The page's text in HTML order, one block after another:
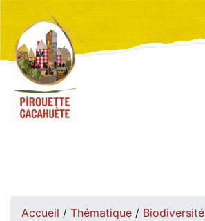
Accueil / Thématique / Biodiversité